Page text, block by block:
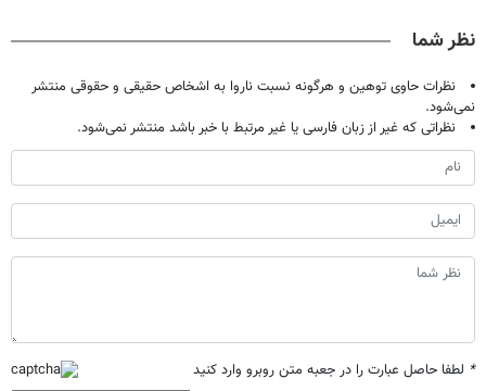
نظر شما
نظرات حاوی توهین و هرگونه نسبت ناروا به اشخاص حقیقی و حقوقی منتشر
نمی‌شود.
نظراتی که غیر از زبان فارسی یا غیر مرتبط با خبر باشد منتشر نمی‌شود.
* لطفا حاصل عبارت را در جعبه متن روبرو وارد کنید